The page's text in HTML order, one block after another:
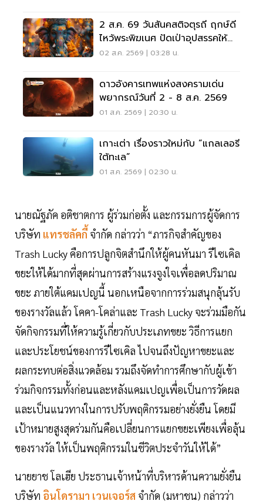
2 ส.ค. 69 วันสันคสติจตุรถี ฤกษ์ดี
ไหว้พระพิฆเนศ ปัดเป่าอุปสรรคให้
ชีวิตปัง
02 ส.ค. 2569 | 03:28 น.
ดาวอังคารเทพแห่งสงครามเด่น
พยากรณ์วันที่ 2 - 8 ส.ค. 2569
01 ส.ค. 2569 | 20:30 น.
เกาะเต่า เรื่องราวใหม่กับ “แกลเลอรี
ใต้ทะเล”
01 ส.ค. 2569 | 02:30 น.
นายณัฐภัค อติชาตการ ผู้ร่วมก่อตั้ง และกรรมการผู้จัดการ
บริษัท แทรชลัคกี้ จำกัด กล่าวว่า “ภารกิจสำคัญของ
Trash Lucky คือการปลูกจิตสำนึกให้ผู้คนหันมา รีไซเคิล
ขยะให้ได้มากที่สุดผ่านการสร้างแรงจูงใจเพื่อลดปริมาณ
ขยะ ภายใต้แคมเปญนี้ นอกเหนือจากการร่วมสนุกลุ้นรับ
ของรางวัลแล้ว โคคา-โคล่าและ Trash Lucky จะร่วมมือกัน
จัดกิจกรรมที่ให้ความรู้เกี่ยวกับประเภทขยะ วิธีการแยก
และประโยชน์ของการรีไซเคิล ไปจนถึงปัญหาขยะและ
ผลกระทบต่อสิ่งแวดล้อม รวมถึงจัดทำการศึกษากับผู้เข้า
ร่วมกิจกรรมทั้งก่อนและหลังแคมเปญเพื่อเป็นการวัดผล
และเป็นแนวทางในการปรับพฤติกรรมอย่างยั่งยืน โดยมี
เป้าหมายสูงสุดร่วมกันคือเปลี่ยนการแยกขยะเพียงเพื่อลุ้น
ของรางวัล ให้เป็นพฤติกรรมในชีวิตประจำวันให้ได้”
นายยาช โลเฮีย ประธานเจ้าหน้าที่บริหารด้านความยั่งยืน
บริษัท อินโดรามา เวนเจอร์ส จำกัด (มหาชน) กล่าวว่า